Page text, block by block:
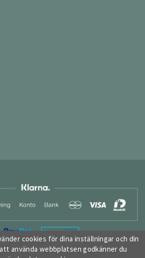
cookies för dina inställningar och din
använda webbplatsen godkänner du